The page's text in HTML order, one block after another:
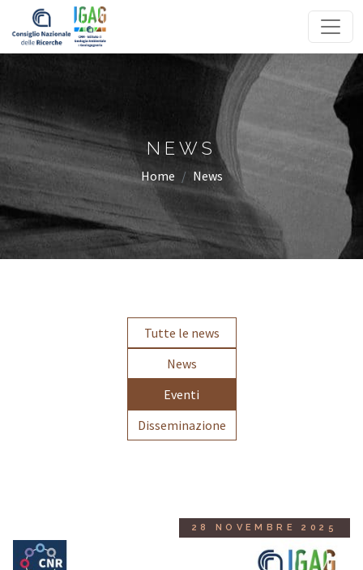
Homepage
NEWS
Home News
Tutte le news
News
Eventi
Disseminazione
28 NOVEMBRE 2025